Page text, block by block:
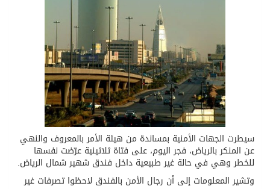
سيطرت الجهات الأمنية بمساندة من هيئة الأمر بالمعروف والنهي
عن المنكر بالرياض، فجر اليوم، على فتاة ثلاثينية عرّضت نفسها
للخطر وهي في حالة غير طبيعية داخل فندق شهير شمال الرياض.
وتشير المعلومات إلى أن رجال الأمن بالفندق لاحظوا تصرفات غير